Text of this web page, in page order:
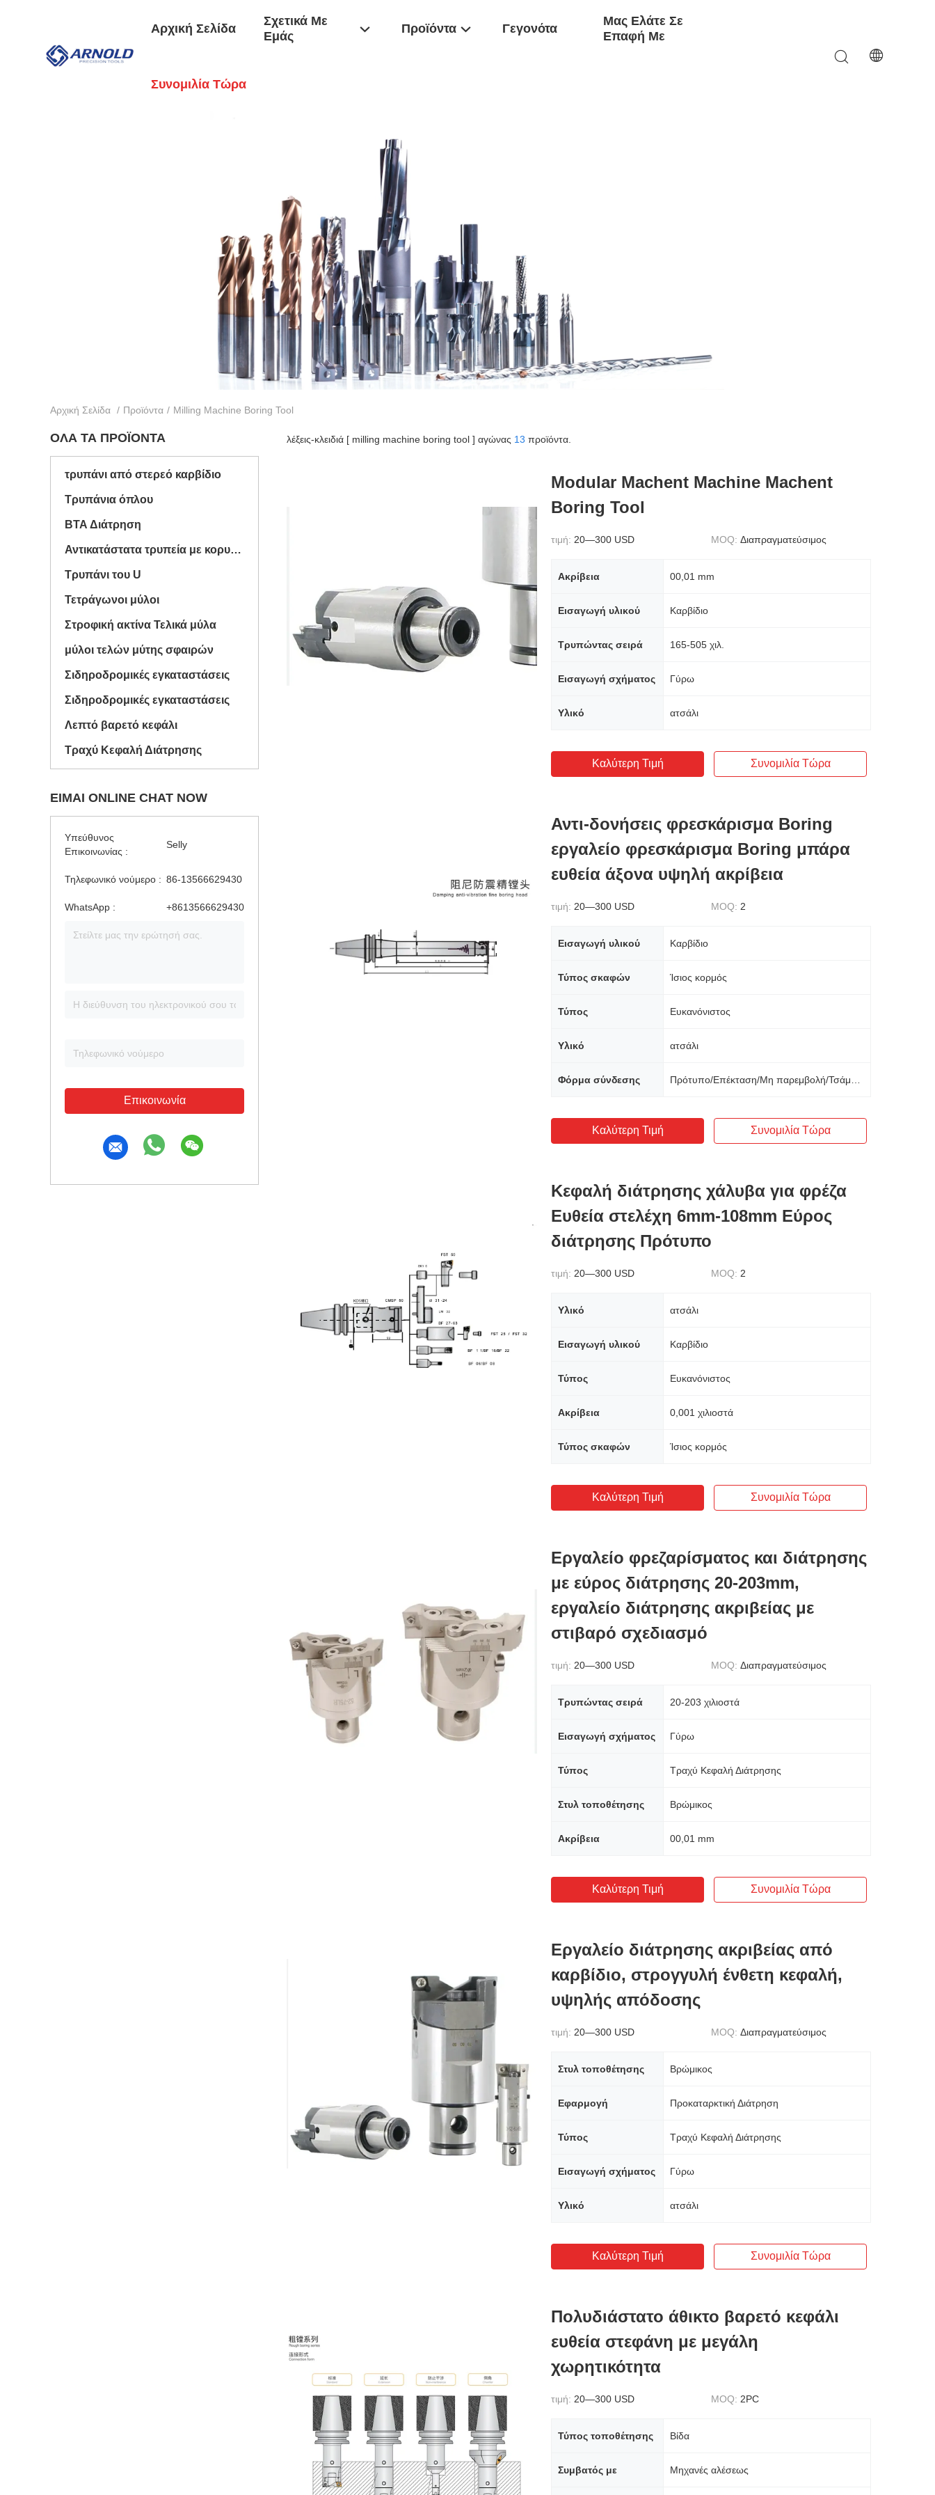
Αρχική Σελίδα
Σχετικά Με
Εμάς
Προϊόντα Γεγονότα
Μας Ελάτε Σε
Επαφή Με
Συνομιλία Τώρα
Αρχική Σελίδα / Προϊόντα / Milling Machine Boring Tool
ΌΛΑ ΤΑ ΠΡΟΪΌΝΤΑ
τρυπάνι από στερεό καρβίδιο
Τρυπάνια όπλου
BTA Διάτρηση
Αντικατάστατα τρυπεία με κορυφή
Τρυπάνι του U
Τετράγωνοι μύλοι
Στροφική ακτίνα Τελικά μύλα
μύλοι τελών μύτης σφαιρών
Σιδηροδρομικές εγκαταστάσεις
Σιδηροδρομικές εγκαταστάσεις
Λεπτό βαρετό κεφάλι
Τραχύ Κεφαλή Διάτρησης
ΕΊΜΑΙ ONLINE CHAT NOW
Υπεύθυνος
Επικοινωνίας :
Selly
Τηλεφωνικό νούμερο : 86-13566629430
WhatsApp : +8613566629430
Επικοινωνία
λέξεις-κλειδιά [ milling machine boring tool ] αγώνας 13 προϊόντα.
Modular Machent Machine Machent
Boring Tool
τιμή: 20—300 USD MOQ: Διαπραγματεύσιμος
Ακρίβεια 00,01 mm
Εισαγωγή υλικού Καρβίδιο
Τρυπώντας σειρά 165-505 χιλ.
Εισαγωγή σχήματος Γύρω
Υλικό ατσάλι
Καλύτερη Τιμή Συνομιλία Τώρα
Αντι-δονήσεις φρεσκάρισμα Boring
εργαλείο φρεσκάρισμα Boring μπάρα
ευθεία άξονα υψηλή ακρίβεια
τιμή: 20—300 USD MOQ: 2
Εισαγωγή υλικού Καρβίδιο
Τύπος σκαφών Ίσιος κορμός
Τύπος Ευκανόνιστος
Υλικό ατσάλι
Φόρμα σύνδεσης
Καλύτερη Τιμή Συνομιλία Τώρα
Κεφαλή διάτρησης χάλυβα για φρέζα
Ευθεία στελέχη 6mm-108mm Εύρος
διάτρησης Πρότυπο
τιμή: 20—300 USD MOQ: 2
Υλικό ατσάλι
Εισαγωγή υλικού Καρβίδιο
Τύπος Ευκανόνιστος
Ακρίβεια 0,001 χιλιοστά
Τύπος σκαφών Ίσιος κορμός
Καλύτερη Τιμή Συνομιλία Τώρα
Εργαλείο φρεζαρίσματος και διάτρησης
με εύρος διάτρησης 20-203mm,
εργαλείο διάτρησης ακριβείας με
στιβαρό σχεδιασμό
τιμή: 20—300 USD MOQ: Διαπραγματεύσιμος
Τρυπώντας σειρά 20-203 χιλιοστά
Εισαγωγή σχήματος Γύρω
Τύπος Τραχύ Κεφαλή Διάτρησης
Στυλ τοποθέτησης Βρώμικος
Ακρίβεια 00,01 mm
Καλύτερη Τιμή Συνομιλία Τώρα
Εργαλείο διάτρησης ακριβείας από
καρβίδιο, στρογγυλή ένθετη κεφαλή,
υψηλής απόδοσης
τιμή: 20—300 USD MOQ: Διαπραγματεύσιμος
Στυλ τοποθέτησης Βρώμικος
Εφαρμογή Προκαταρκτική Διάτρηση
Τύπος Τραχύ Κεφαλή Διάτρησης
Εισαγωγή σχήματος Γύρω
Υλικό ατσάλι
Καλύτερη Τιμή Συνομιλία Τώρα
Πολυδιάστατο άθικτο βαρετό κεφάλι
ευθεία στεφάνη με μεγάλη
χωρητικότητα
τιμή: 20—300 USD MOQ: 2PC
Τύπος τοποθέτησης Βίδα
Συμβατός με Μηχανές αλέσεως